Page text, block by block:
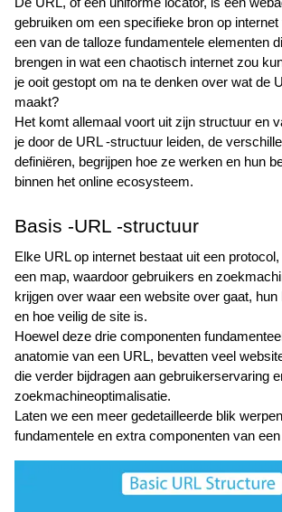
gebruiken om een specifieke bron op
een van de talloze fundamentele elementen
brengen in wat een chaotisch internet zou
je ooit gestopt om na te denken over wat de
maakt?
Het komt allemaal voort uit zijn structuur en
je door de URL -structuur leiden, de
definiëren, begrijpen hoe ze werken en hun
binnen het online ecosysteem.
Basis -URL -structuur
Elke URL op internet bestaat uit een
een map, waardoor gebruikers en
krijgen over waar een website over gaat,
en hoe veilig de site is.
Hoewel deze drie componenten
anatomie van een URL, bevatten veel
die verder bijdragen aan gebruikerservaring
zoekmachineoptimalisatie.
Laten we een meer gedetailleerde blik
fundamentele en extra componenten van